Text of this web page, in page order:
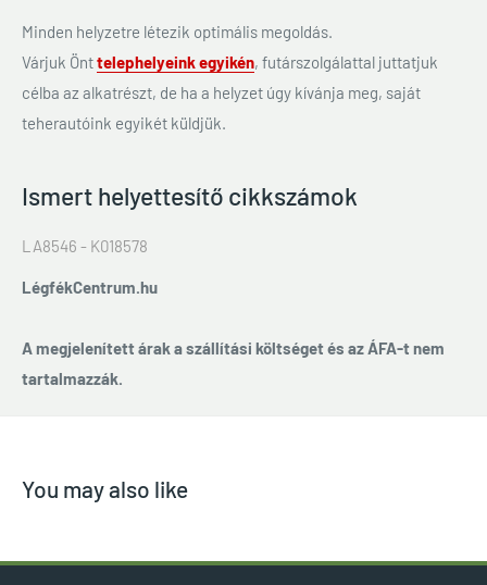
Minden helyzetre létezik optimális megoldás.
Várjuk Önttelephelyeink egyikén, futárszolgálattal juttatjuk
célba az alkatrészt, de ha a helyzet úgy kívánja meg, saját
teherautóink egyikét küldjük.
Ismert helyettesítő cikkszámok
LA8546 - K018578
LégfékCentrum.hu
A megjelenített árak a szállítási költséget és az ÁFA-t nem
tartalmazzák.
You may also like